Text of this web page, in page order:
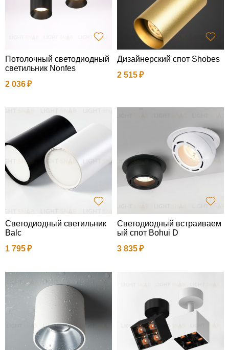
Потолочный светодиодный
светильник Nonfes
2 036
Дизайнерский спот Shobes
2 515
Светодиодный светильник
Balc
1 795
Светодиодный встраиваем
ый спот Bohui D
3 835